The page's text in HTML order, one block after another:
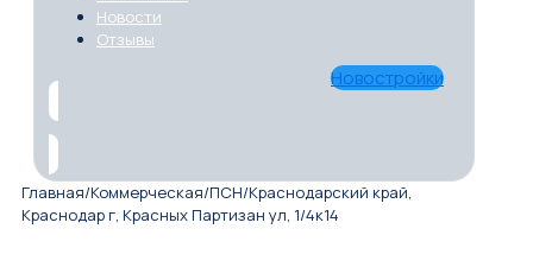
Новости
Отзывы
Новостройки
Главная/Коммерческая/ПСН/Краснодарский край,
Краснодар г, Красных Партизан ул, 1/4к14